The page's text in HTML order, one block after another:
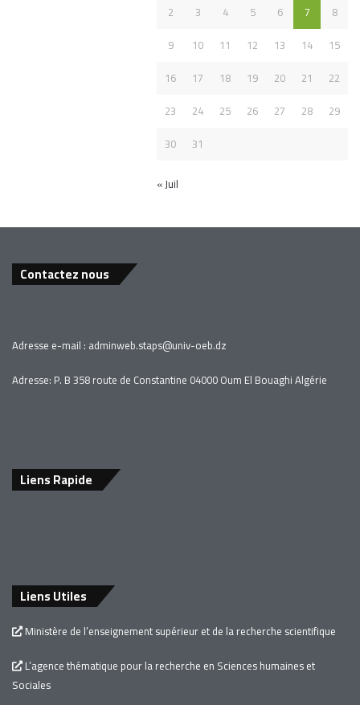
2
3 4 5 6 7
8
9
10 11 12 13 14
15
16
17 18 19 20 21
22
23
24 25 26 27 28
29
30
31
« Juil
Contactez nous
Adresse e-mail : adminweb.staps@univ-oeb.dz
Adresse: P. B 358 route de Constantine 04000 Oum El Bouaghi Algérie
Liens Rapide
Liens Utiles
Ministère de l’enseignement supérieur et de la recherche scientifique
L’agence thématique pour la recherche en Sciences humaines et
Sociales